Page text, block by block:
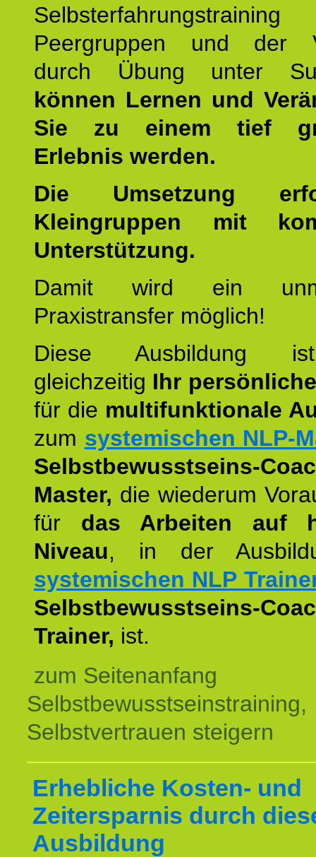
Peergruppen und der
durch Übung unter
können Lernen und
Sie zu einem tief
Erlebnis werden.
Die Umsetzung
Kleingruppen mit
Unterstützung.
Damit wird ein
Praxistransfer möglich!
Diese Ausbildung
gleichzeitig Ihr
für die multifunktionale
zum systemischen NLP-
Selbstbewusstseins-
Master, die wiederum
für das Arbeiten auf
Niveau, in der
systemischen NLP
Selbstbewusstseins-
Trainer, ist.
zum Seitenanfang
Selbstbewusstseinstraining,
Selbstvertrauen steigern
Erhebliche Kosten- und
Zeitersparnis durch
Ausbildung